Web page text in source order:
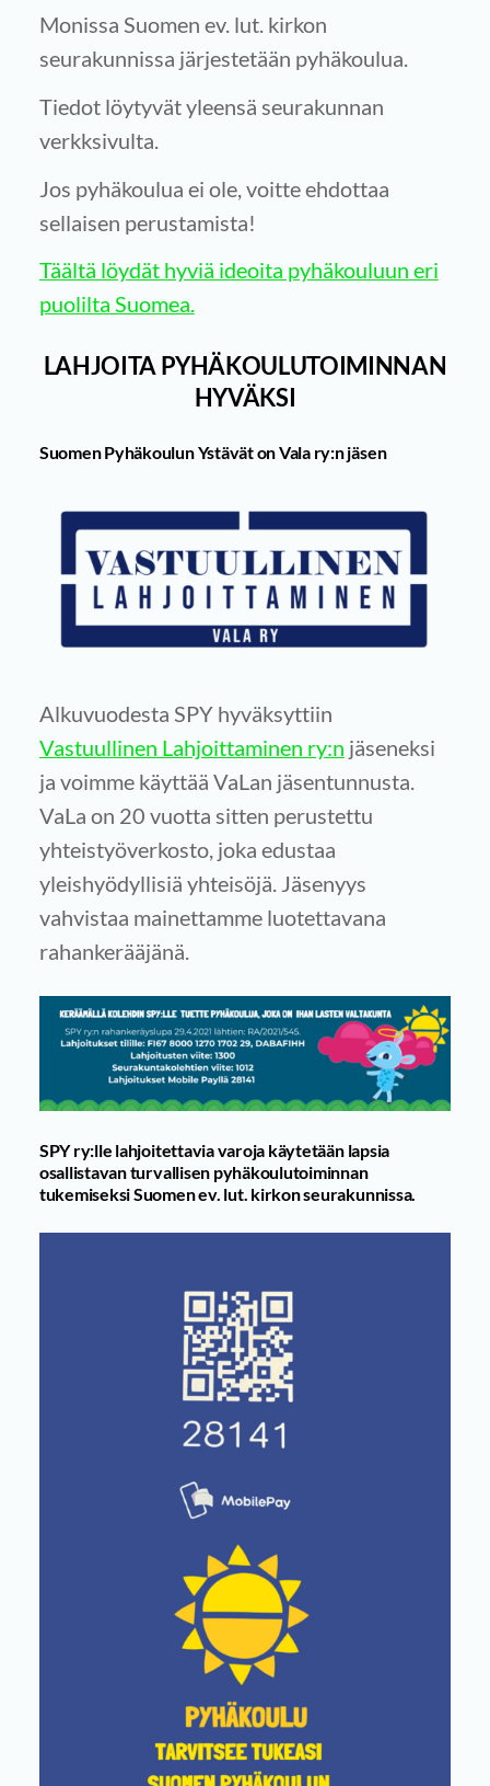
Monissa Suomen ev. lut. kirkon
seurakunnissa järjestetään pyhäkoulua.
Tiedot löytyvät yleensä seurakunnan
verkksivulta.
Jos pyhäkoulua ei ole, voitte ehdottaa
sellaisen perustamista!
Täältä löydät hyviä ideoita pyhäkouluun eri
puolilta Suomea.
LAHJOITA PYHÄKOULUTOIMINNAN
HYVÄKSI
Suomen Pyhäkoulun Ystävät on Vala ry:n jäsen
Alkuvuodesta SPY hyväksyttiin
Vastuullinen Lahjoittaminen ry:n jäseneksi
ja voimme käyttää VaLan jäsentunnusta.
VaLa on 20 vuotta sitten perustettu
yhteistyöverkosto, joka edustaa
yleishyödyllisiä yhteisöjä. Jäsenyys
vahvistaa mainettamme luotettavana
rahankerääjänä.
SPY ry:lle lahjoitettavia varoja käytetään lapsia
osallistavan turvallisen pyhäkoulutoiminnan
tukemiseksi Suomen ev. lut. kirkon seurakunnissa.